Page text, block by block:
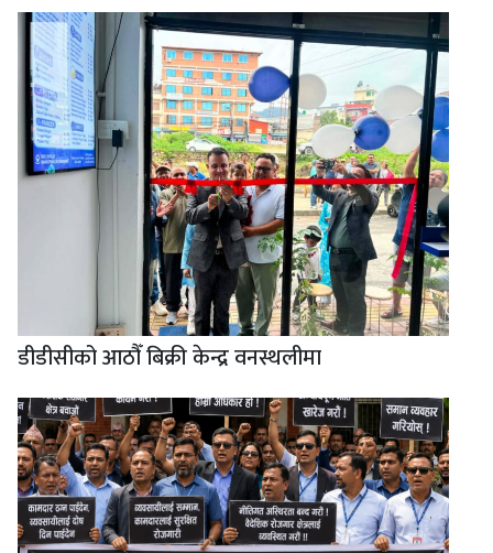
डीडीसीको आठौँ बिक्री केन्द्र वनस्थलीमा